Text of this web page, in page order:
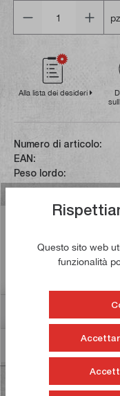
pz
Alla lista dei desideri
Numero di articolo:
EAN:
Peso lordo:
Grazie all'elevata
adesione che ne
Informazioni sulla
Questo sito web
funzionalità